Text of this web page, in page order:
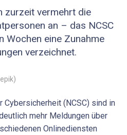
zurzeit vermehrt die
an – das NCSC
Wochen eine Zunahme
verzeichnet.
Cybersicherheit (NCSC) sind in
mehr Meldungen über
Onlinediensten